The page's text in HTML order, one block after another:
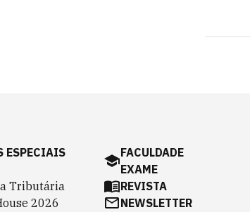
ESPECIAIS
Tributária
2026
FACULDADE
EXAME
REVISTA
NEWSLETTER